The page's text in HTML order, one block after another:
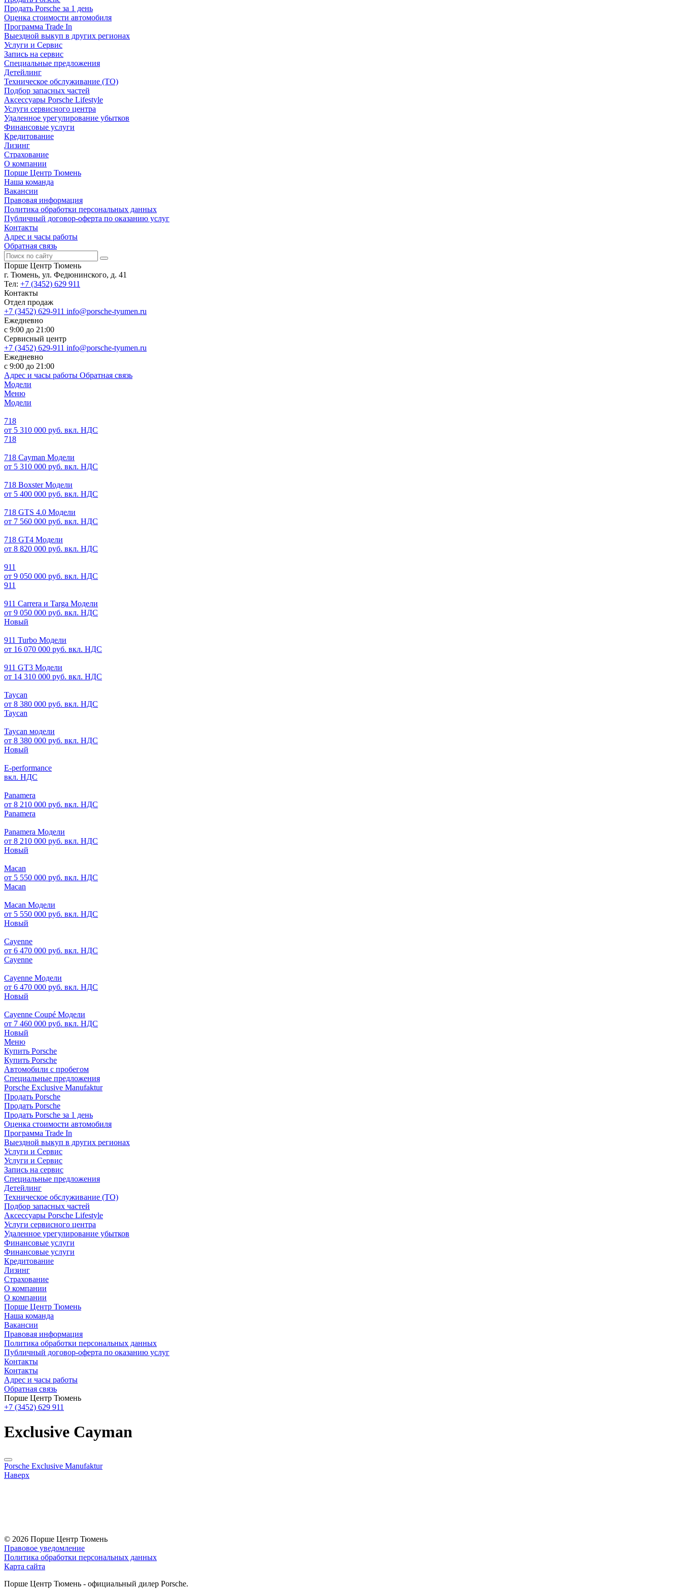
Продать Porsche за 1 день
Оценка стоимости автомобиля
Программа Trade In
Выездной выкуп в других регионах
Услуги и Сервис
Запись на сервис
Специальные предложения
Детейлинг
Техническое обслуживание (ТО)
Подбор запасных частей
Аксессуары Porsche Lifestyle
Услуги сервисного центра
Удаленное урегулирование убытков
Финансовые услуги
Кредитование
Лизинг
Страхование
О компании
Порше Центр Тюмень
Наша команда
Вакансии
Правовая информация
Политика обработки персональных данных
Публичный договор-оферта по оказанию услуг
Контакты
Адрес и часы работы
Обратная связь
Порше Центр Тюмень
г. Тюмень, ул. Федюнинского, д. 41
Тел: +7 (3452) 629 911
Контакты
Отдел продаж
+7 (3452) 629-911 info@porsche-tyumen.ru
Ежедневно
с 9:00 до 21:00
Сервисный центр
+7 (3452) 629-911 info@porsche-tyumen.ru
Ежедневно
с 9:00 до 21:00
Адрес и часы работы Обратная связь
Модели
Меню
Модели
718
от 5 310 000 руб. вкл. НДС
718
718 Cayman Модели
от 5 310 000 руб. вкл. НДС
718 Boxster Модели
от 5 400 000 руб. вкл. НДС
718 GTS 4.0 Модели
от 7 560 000 руб. вкл. НДС
718 GT4 Модели
от 8 820 000 руб. вкл. НДС
911
от 9 050 000 руб. вкл. НДС
911
911 Carrera и Targa Модели
от 9 050 000 руб. вкл. НДС
Новый
911 Turbo Модели
от 16 070 000 руб. вкл. НДС
911 GT3 Модели
от 14 310 000 руб. вкл. НДС
Taycan
от 8 380 000 руб. вкл. НДС
Taycan
Taycan модели
от 8 380 000 руб. вкл. НДС
Новый
E-performance
вкл. НДС
Panamera
от 8 210 000 руб. вкл. НДС
Panamera
Panamera Модели
от 8 210 000 руб. вкл. НДС
Новый
Macan
от 5 550 000 руб. вкл. НДС
Macan
Macan Модели
от 5 550 000 руб. вкл. НДС
Новый
Cayenne
от 6 470 000 руб. вкл. НДС
Cayenne
Cayenne Модели
от 6 470 000 руб. вкл. НДС
Новый
Cayenne Coupé Модели
от 7 460 000 руб. вкл. НДС
Новый
Меню
Купить Porsche
Купить Porsche
Автомобили с пробегом
Специальные предложения
Porsche Exclusive Manufaktur
Продать Porsche
Продать Porsche
Продать Porsche за 1 день
Оценка стоимости автомобиля
Программа Trade In
Выездной выкуп в других регионах
Услуги и Сервис
Услуги и Сервис
Запись на сервис
Специальные предложения
Детейлинг
Техническое обслуживание (ТО)
Подбор запасных частей
Аксессуары Porsche Lifestyle
Услуги сервисного центра
Удаленное урегулирование убытков
Финансовые услуги
Финансовые услуги
Кредитование
Лизинг
Страхование
О компании
О компании
Порше Центр Тюмень
Наша команда
Вакансии
Правовая информация
Политика обработки персональных данных
Публичный договор-оферта по оказанию услуг
Контакты
Контакты
Адрес и часы работы
Обратная связь
Порше Центр Тюмень
+7 (3452) 629 911
Exclusive Cayman
Porsche Exclusive Manufaktur
Наверх
© 2026 Порше Центр Тюмень
Правовое уведомление
Политика обработки персональных данных
Карта сайта
Порше Центр Тюмень - официальный дилер Porsche.